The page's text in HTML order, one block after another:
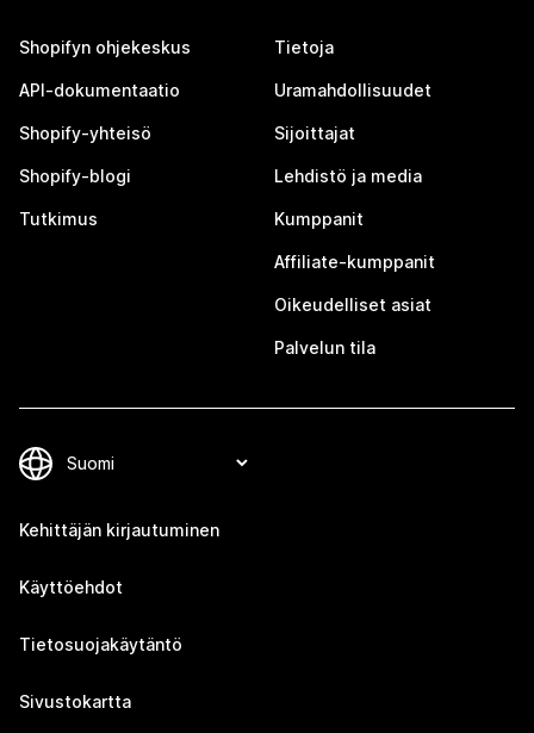
Shopifyn ohjekeskus
API-dokumentaatio
Shopify-yhteisö
Shopify-blogi
Tutkimus
Tietoja
Uramahdollisuudet
Sijoittajat
Lehdistö ja media
Kumppanit
Affiliate-kumppanit
Oikeudelliset asiat
Palvelun tila
Kehittäjän kirjautuminen
Käyttöehdot
Tietosuojakäytäntö
Sivustokartta